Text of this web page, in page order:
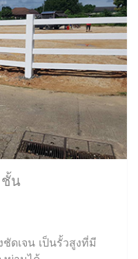
ชั้น
ดเจน เป็นรั้วสูงที่มี